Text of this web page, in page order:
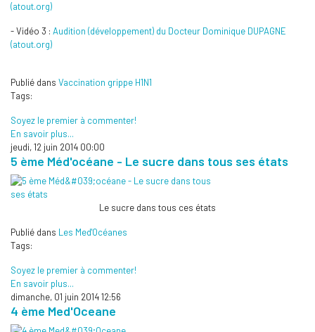
(atout.org)
- Vidéo 3 : Audition (développement) du Docteur Dominique DUPAGNE
(atout.org)
Publié dans Vaccination grippe H1N1
Tags:
Soyez le premier à commenter!
En savoir plus...
jeudi, 12 juin 2014 00:00
5 ème Méd'océane - Le sucre dans tous ses états
Le sucre dans tous ces états
Publié dans Les Med'Océanes
Tags:
Soyez le premier à commenter!
En savoir plus...
dimanche, 01 juin 2014 12:56
4 ème Med'Oceane